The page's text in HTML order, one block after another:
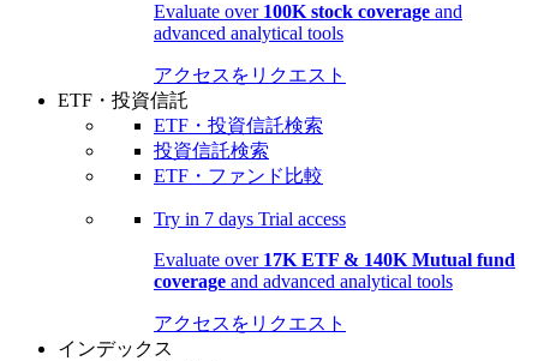
Evaluate over 100K stock coverage and
advanced analytical tools
アクセスをリクエスト
ETF・投資信託
ETF・投資信託検索
投資信託検索
ETF・ファンド比較
Try in 7 days Trial access
Evaluate over 17K ETF & 140K Mutual fund
coverage and advanced analytical tools
アクセスをリクエスト
インデックス